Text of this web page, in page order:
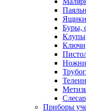
Ящики
Буры,
Приборы